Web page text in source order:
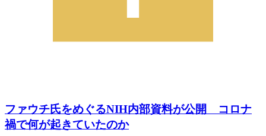
ファウチ氏をめぐるNIH内部資料が公開 コロナ
禍で何が起きていたのか